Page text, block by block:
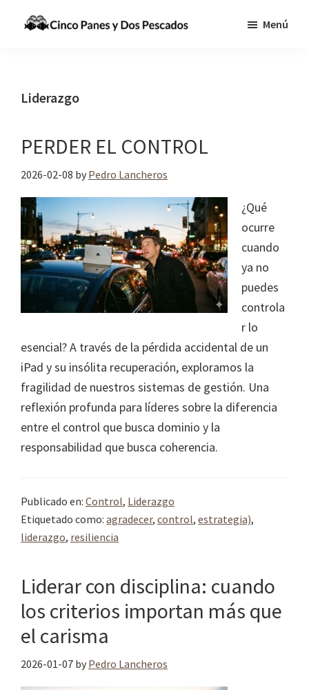
lateral
Pescados
Comunicaciones
cumplir
la
Comisión
Menú
Liderazgo
PERDER EL CONTROL
2026-02-08 by Pedro Lancheros
¿Qué
ocurre
cuando
ya no
puedes
controla
r lo
esencial? A través de la pérdida accidental de un
iPad y su insólita recuperación, exploramos la
fragilidad de nuestros sistemas de gestión. Una
reflexión profunda para líderes sobre la diferencia
entre el control que busca dominio y la
responsabilidad que busca coherencia.
Publicado en: Control, Liderazgo
Etiquetado como: agradecer, control, estrategia),
liderazgo, resiliencia
Liderar con disciplina: cuando
los criterios importan más que
el carisma
2026-01-07 by Pedro Lancheros